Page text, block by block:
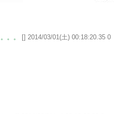
。。 [] 2014/03/01(土) 00:18:20.35 0